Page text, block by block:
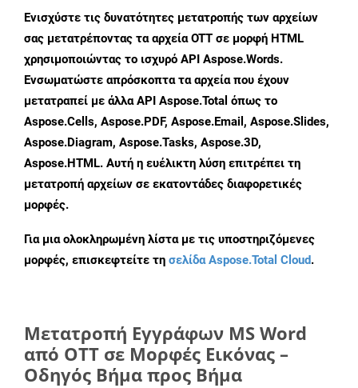
Ενισχύστε τις δυνατότητες μετατροπής των αρχείων
σας μετατρέποντας τα αρχεία OTT σε μορφή HTML
χρησιμοποιώντας το ισχυρό API Aspose.Words.
Ενσωματώστε απρόσκοπτα τα αρχεία που έχουν
μετατραπεί με άλλα API Aspose.Total όπως το
Aspose.Cells, Aspose.PDF, Aspose.Email, Aspose.Slides,
Aspose.Diagram, Aspose.Tasks, Aspose.3D,
Aspose.HTML. Αυτή η ευέλικτη λύση επιτρέπει τη
μετατροπή αρχείων σε εκατοντάδες διαφορετικές
μορφές.
Για μια ολοκληρωμένη λίστα με τις υποστηριζόμενες
μορφές, επισκεφτείτε τη σελίδα Aspose.Total Cloud.
Μετατροπή Εγγράφων MS Word
από OTT σε Μορφές Εικόνας –
Οδηγός Βήμα προς Βήμα